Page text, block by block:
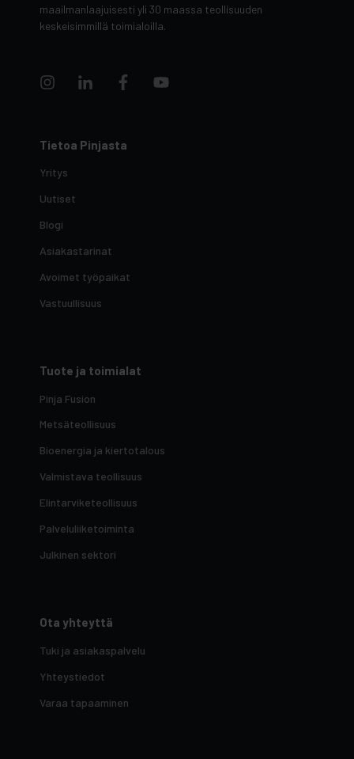
maailmanlaajuisesti yli 30 maassa teollisuuden
keskeisimmillä toimialoilla.
Tietoa Pinjasta
Yritys
Uutiset
Blogi
Asiakastarinat
Avoimet työpaikat
Vastuullisuus
Tuote ja toimialat
Pinja Fusion
Metsäteollisuus
Bioenergia ja kiertotalous
Valmistava teollisuus
Elintarviketeollisuus
Palveluliiketoiminta
Julkinen sektori
Ota yhteyttä
Tuki ja asiakaspalvelu
Yhteystiedot
Varaa tapaaminen